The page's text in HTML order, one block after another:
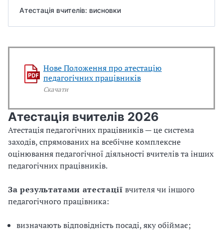
Атестація вчителів: висновки
Нове Положення про атестацію
педагогічних працівників
Скачати
Атестація вчителів 2026
Атестація педагогічних працівників — це система
заходів, спрямованих на всебічне комплексне
оцінювання педагогічної діяльності вчителів та інших
педагогічних працівників.
За результатами атестації вчителя чи іншого
педагогічного працівника:
визначають відповідність посаді, яку обіймає;